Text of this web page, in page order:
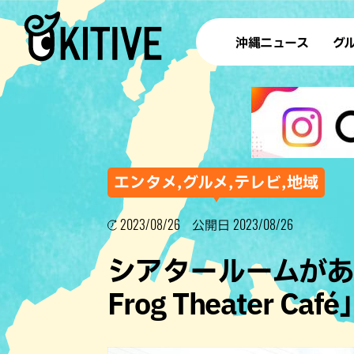
沖縄ニュース グ
ラ
テイ
すし
ステー
その他
エンタメ,グルメ,テレビ,地域
2023/08/26 公開日 2023/08/26
シアタールームが
Frog Theater Café